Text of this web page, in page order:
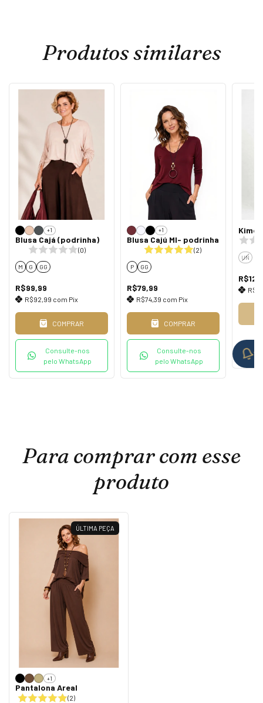
Produtos similares
+1
Blusa Cajá (podrinha)
(0)
M G GG
R$99,99
R$92,99 com Pix
COMPRAR
Consulte-nos
pelo WhatsApp
+1
Blusa Cajú Ml- podrinha
(2)
P GG
R$79,99
R$74,39 com Pix
COMPRAR
Consulte-nos
pelo WhatsApp
UN
Para comprar com esse
produto
ÚLTIMA PEÇA
+1
Pantalona Areal
(2)